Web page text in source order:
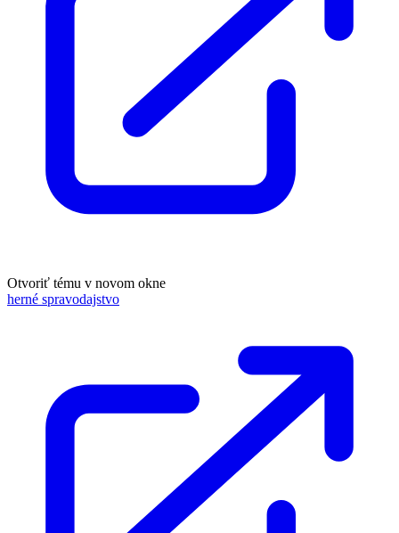
Otvoriť tému v novom okne
herné spravodajstvo